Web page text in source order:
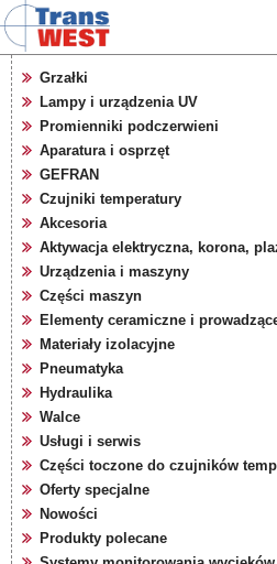
strona główna
aktualności
o firmie
katalog produktów
producenci
karty zapytań
pliki do pobrania
targi
Grzałki
Lampy i urządzenia UV
Promienniki podczerwieni
Aparatura i osprzęt
GEFRAN
Czujniki temperatury
Akcesoria
Aktywacja elektryczna, korona,
Urządzenia i maszyny
Części maszyn
Elementy ceramiczne i
Materiały izolacyjne
Pneumatyka
Hydraulika
Walce
Usługi i serwis
Części toczone do czujników
Oferty specjalne
Nowości
Produkty polecane